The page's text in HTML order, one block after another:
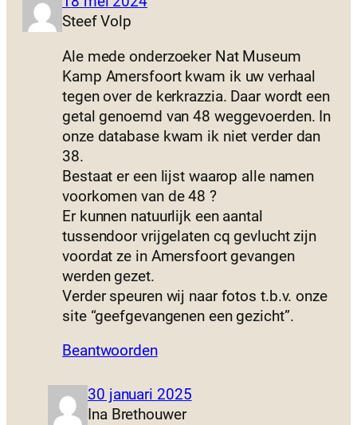
Steef Volp
Ale mede onderzoeker Nat Museum
Kamp Amersfoort kwam ik uw verhaal
tegen over de kerkrazzia. Daar wordt een
getal genoemd van 48 weggevoerden. In
onze database kwam ik niet verder dan
38.
Bestaat er een lijst waarop alle namen
voorkomen van de 48 ?
Er kunnen natuurlijk een aantal
tussendoor vrijgelaten cq gevlucht zijn
voordat ze in Amersfoort gevangen
werden gezet.
Verder speuren wij naar fotos t.b.v. onze
site “geefgevangenen een gezicht”.
Beantwoorden
30 januari 2025
Ina Brethouwer